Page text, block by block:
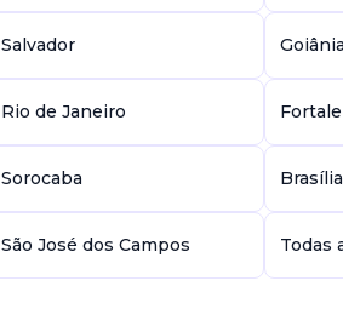
Salvador Goiânia
Rio de Janeiro
Sorocaba Brasília
São José dos Campos Todas